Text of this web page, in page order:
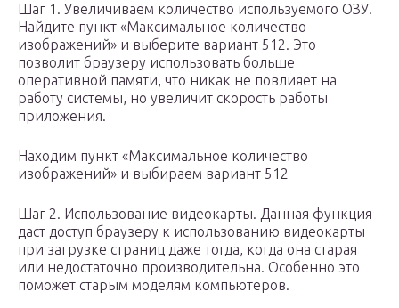
Шаг 1. Увеличиваем количество используемого ОЗУ.
Найдите пункт «Максимальное количество
изображений» и выберите вариант 512. Это
позволит браузеру использовать больше
оперативной памяти, что никак не повлияет на
работу системы, но увеличит скорость работы
приложения.
Находим пункт «Максимальное количество
изображений» и выбираем вариант 512
Шаг 2. Использование видеокарты. Данная функция
даст доступ браузеру к использованию видеокарты
при загрузке страниц даже тогда, когда она старая
или недостаточно производительна. Особенно это
поможет старым моделям компьютеров.